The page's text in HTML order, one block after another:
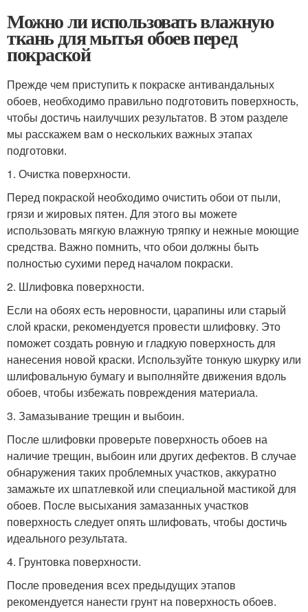
Можно ли использовать влажную
ткань для мытья обоев перед
покраской
Прежде чем приступить к покраске антивандальных
обоев, необходимо правильно подготовить поверхность,
чтобы достичь наилучших результатов. В этом разделе
мы расскажем вам о нескольких важных этапах
подготовки.
1. Очистка поверхности.
Перед покраской необходимо очистить обои от пыли,
грязи и жировых пятен. Для этого вы можете
использовать мягкую влажную тряпку и нежные моющие
средства. Важно помнить, что обои должны быть
полностью сухими перед началом покраски.
2. Шлифовка поверхности.
Если на обоях есть неровности, царапины или старый
слой краски, рекомендуется провести шлифовку. Это
поможет создать ровную и гладкую поверхность для
нанесения новой краски. Используйте тонкую шкурку или
шлифовальную бумагу и выполняйте движения вдоль
обоев, чтобы избежать повреждения материала.
3. Замазывание трещин и выбоин.
После шлифовки проверьте поверхность обоев на
наличие трещин, выбоин или других дефектов. В случае
обнаружения таких проблемных участков, аккуратно
замажьте их шпатлевкой или специальной мастикой для
обоев. После высыхания замазанных участков
поверхность следует опять шлифовать, чтобы достичь
идеального результата.
4. Грунтовка поверхности.
После проведения всех предыдущих этапов
рекомендуется нанести грунт на поверхность обоев.